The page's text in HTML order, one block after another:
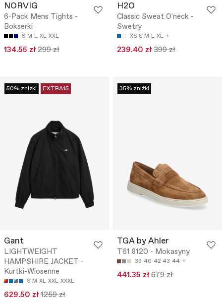
NORVIG
6-Pack Mens Tights -
Bokserki
S M L XL XXL
134.55 zł 299 zł
H2O
Classic Sweat O'neck -
Swetry
XS S M L XL
239.40 zł 399 zł
50% zniżki EXTRA15
Gant
LIGHTWEIGHT
HAMPSHIRE JACKET -
Kurtki-Wiosenne
S M XL XXL XXXL
629.50 zł 1259 zł
35% zniżki
TGA by Ahler
T61 8120 - Mokasyny
39 40 42 43 44
441.35 zł 679 zł